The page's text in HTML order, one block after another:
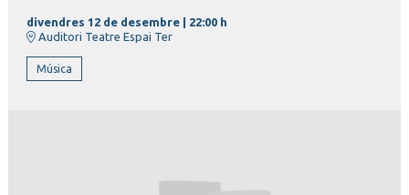
divendres 12 de desembre
22:00 h
Auditori Teatre Espai Ter
Música